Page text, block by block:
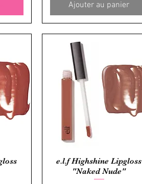
Ajouter au panier
Aperçu rapide
e.l.f Highshine Lipgloss
"Naked Nude"